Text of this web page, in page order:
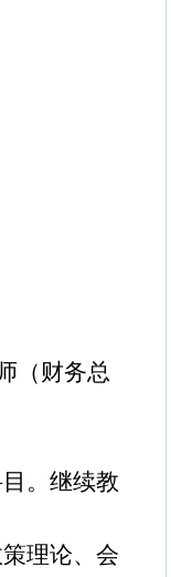
（财务总
。继续教
理论、会